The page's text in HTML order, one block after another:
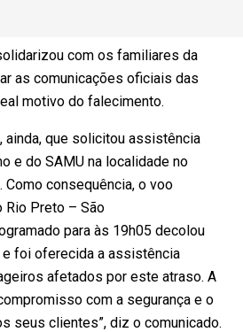
com os familiares da
as comunicações oficiais das
motivo do falecimento.
ainda, que solicitou assistência
e do SAMU na localidade no
consequência, o voo
Rio Preto – São
para às 19h05 decolou
e foi oferecida a assistência
afetados por este atraso. A
com a segurança e o
seus clientes”, diz o comunicado.